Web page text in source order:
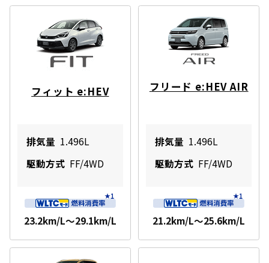
フィット e:HEV
排気量 1.496L
駆動方式 FF/4WD
23.2km/L～29.1km/L
フリード e:HEV AIR
排気量 1.496L
駆動方式 FF/4WD
21.2km/L～25.6km/L